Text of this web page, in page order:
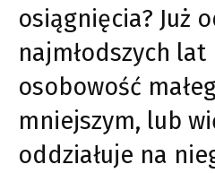
osiągnięcia? Już
najmłodszych lat
osobowość
mniejszym, lub
oddziałuje na